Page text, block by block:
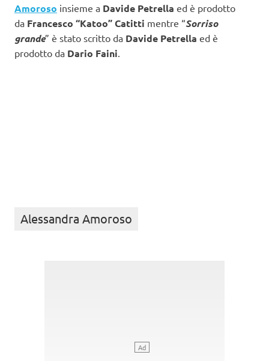
Amoroso insieme a Davide Petrella ed è prodotto
da Francesco “Katoo” Catitti mentre “Sorriso
grande” è stato scritto da Davide Petrella ed è
prodotto da Dario Faini
Alessandra Amoroso